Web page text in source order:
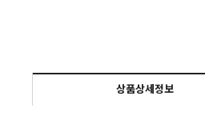
상품상세정보